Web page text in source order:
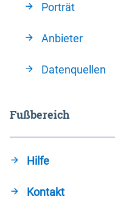
Porträt
Anbieter
Datenquellen
Fußbereich
Hilfe
Kontakt